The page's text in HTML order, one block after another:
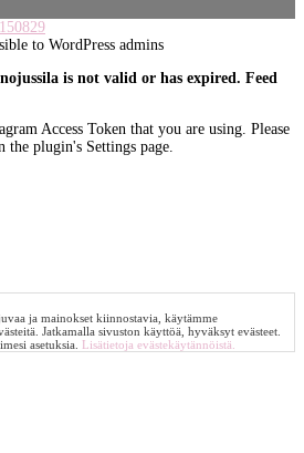
to WordPress admins
is not valid or has expired. Feed
Access Token that you are using. Please
the plugin's Settings page.
ja mainokset kiinnostavia, käytämme
Jatkamalla sivuston käyttöä, hyväksyt evästeet.
asetuksia. Lisätietoja evästekäytännöistä.